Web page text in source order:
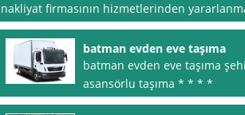
nakliyat firmasının hizmetlerinden
batman evden eve taşıma
batman evden eve taşıma
asansörlu taşıma * * * *